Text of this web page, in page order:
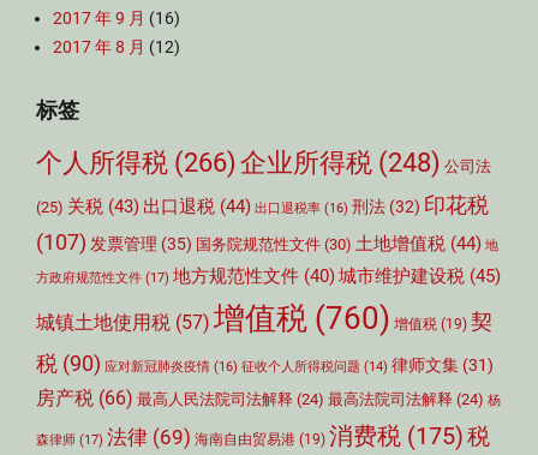
2017 年 9 月 (16)
2017 年 8 月 (12)
标签
个人所得税 (266) 企业所得税 (248) 公司法
(25) 关税 (43) 出口退税 (44) 出口退税率 (16) 刑法 (32) 印花税
(107) 发票管理 (35) 国务院规范性文件 (30) 土地增值税 (44) 地
方政府规范性文件 (17) 地方规范性文件 (40)城市维护建设税 (45)
城镇土地使用税 (57) 增值税 (760) 增值税 (19) 契
税 (90) 应对新冠肺炎疫情 (16) 征收个人所得税问题 (14) 律师文集 (31)
房产税 (66) 最高人民法院司法解释 (24) 最高法院司法解释 (24) 杨
森律师 (17) 法律 (69) 海南自由贸易港 (19) 消费税 (175)税